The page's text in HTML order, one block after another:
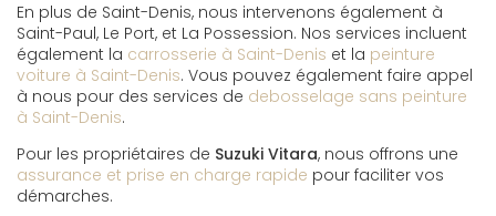
En plus de Saint-Denis, nous intervenons également à
Saint-Paul, Le Port, et La Possession. Nos services incluent
également la carrosserie à Saint-Denis et la peinture
voiture à Saint-Denis. Vous pouvez également faire appel
à nous pour des services de debosselage sans peinture
à Saint-Denis.
Pour les propriétaires de Suzuki Vitara, nous offrons une
assurance et prise en charge rapide pour faciliter vos
démarches.